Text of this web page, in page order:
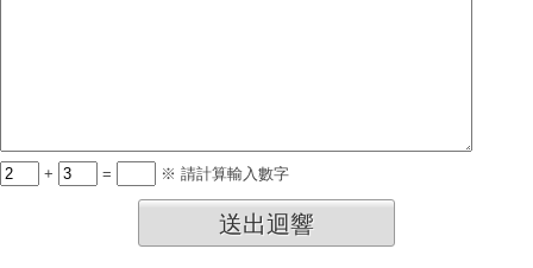
+ = ※ 請計算輸入數字
送出迴響